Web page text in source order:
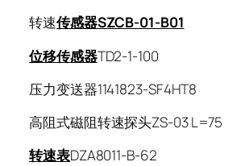
转速传感器SZCB-01-B01
位移传感器TD2-1-100
压力变送器1141823-SF4HT8
高阻式磁阻转速探头ZS-03 L=75
转速表DZA8011-B-62